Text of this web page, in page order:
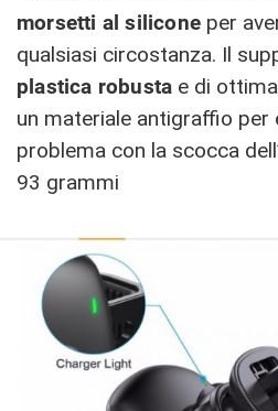
morsetti al silicone per
qualsiasi circostanza. Il
plastica robusta e di
un materiale antigraffio per
problema con la scocca
93 grammi